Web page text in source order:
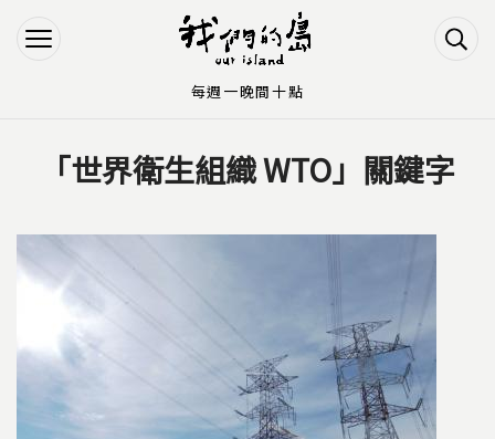
Jump to Navigation
Jump to Main content
您在這裡「世界衛生組織 WTO」關鍵字
每週一晚間十點